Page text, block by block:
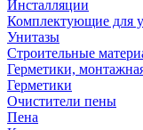
Инсталляции
Комплектующие для
Унитазы
Строительные
Герметики,
Герметики
Очистители пены
Пена